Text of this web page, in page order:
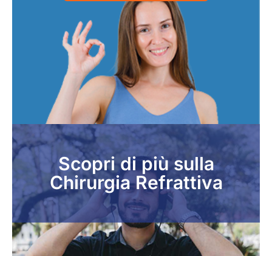
Scopri di più sulla
Chirurgia Refrattiva